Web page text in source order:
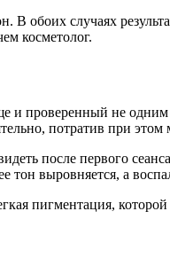
В обоих случаях
косметолог.
и проверенный не
потратив при
после первого
тон выровняется, а
пигментация,